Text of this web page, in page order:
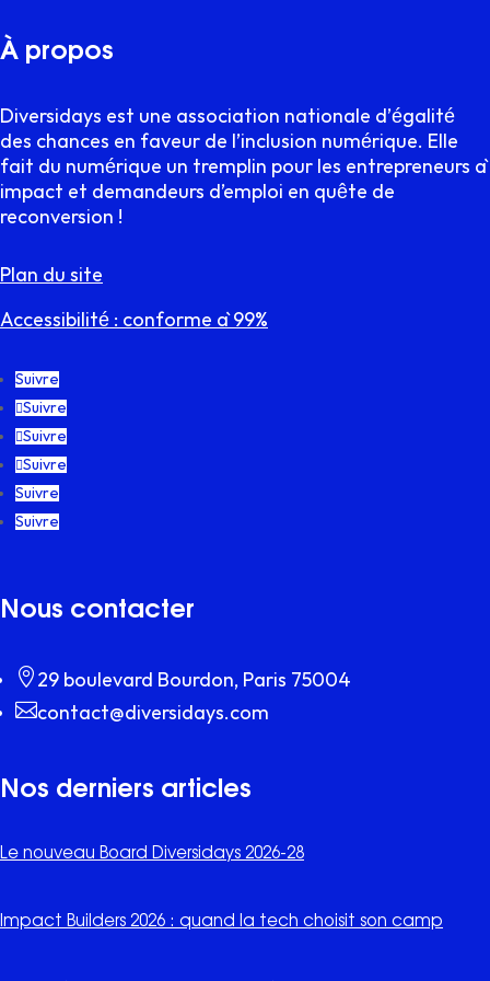
À propos
Diversidays est une association nationale d’égalité
des chances en faveur de l’inclusion numérique. Elle
fait du numérique un tremplin pour les entrepreneurs à
impact et demandeurs d’emploi en quête de
reconversion !
Plan du site
Accessibilité : conforme à 99%
Suivre
Suivre
Suivre
Suivre
Suivre
Suivre
Nous contacter
 29 boulevard Bourdon, Paris 75004
contact@diversidays.com
Nos derniers articles
Le nouveau Board Diversidays 2026-28
Impact Builders 2026 : quand la tech choisit son camp